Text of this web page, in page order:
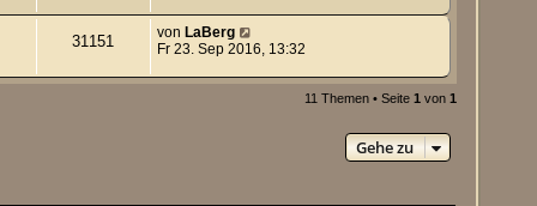
31151 von LaBerg
Fr 23. Sep 2016, 13:32
11 Themen • Seite 1 von 1
Gehe zu